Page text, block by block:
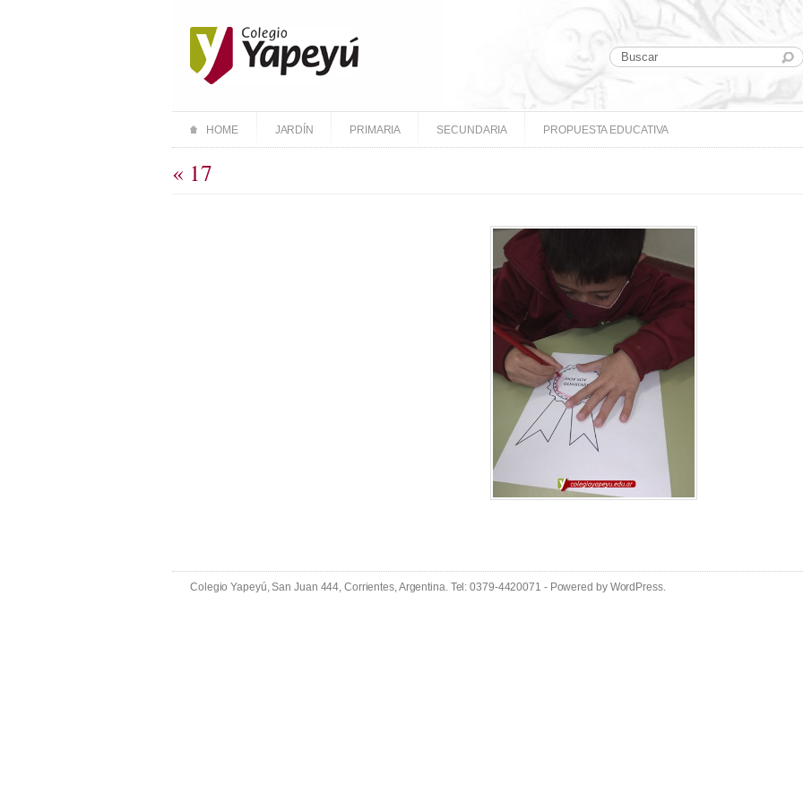
HOME JARDÍN PRIMARIA SECUNDARIA PROPUESTA EDUCATIVA
« 17
Colegio Yapeyú, San Juan 444, Corrientes, Argentina. Tel: 0379-4420071 - Powered by WordPress.